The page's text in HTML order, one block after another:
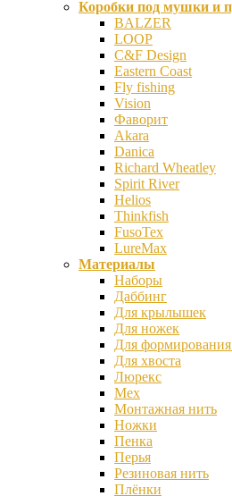
Коробки под мушки и
BALZER
LOOP
C&F Design
Eastern Coast
Fly fishing
Vision
Фаворит
Akara
Danica
Richard Wheatley
Spirit River
Helios
Thinkfish
FusoTex
LureMax
Материалы
Наборы
Даббинг
Для крылышек
Для ножек
Для формирования
Для хвоста
Люрекс
Мех
Монтажная нить
Ножки
Пенка
Перья
Резиновая нить
Плёнки